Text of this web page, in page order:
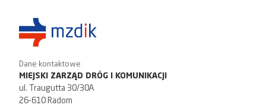
Dane kontaktowe
MIEJSKI ZARZĄD DRÓG I KOMUNIKACJI
ul. Traugutta 30/30A
26-610 Radom